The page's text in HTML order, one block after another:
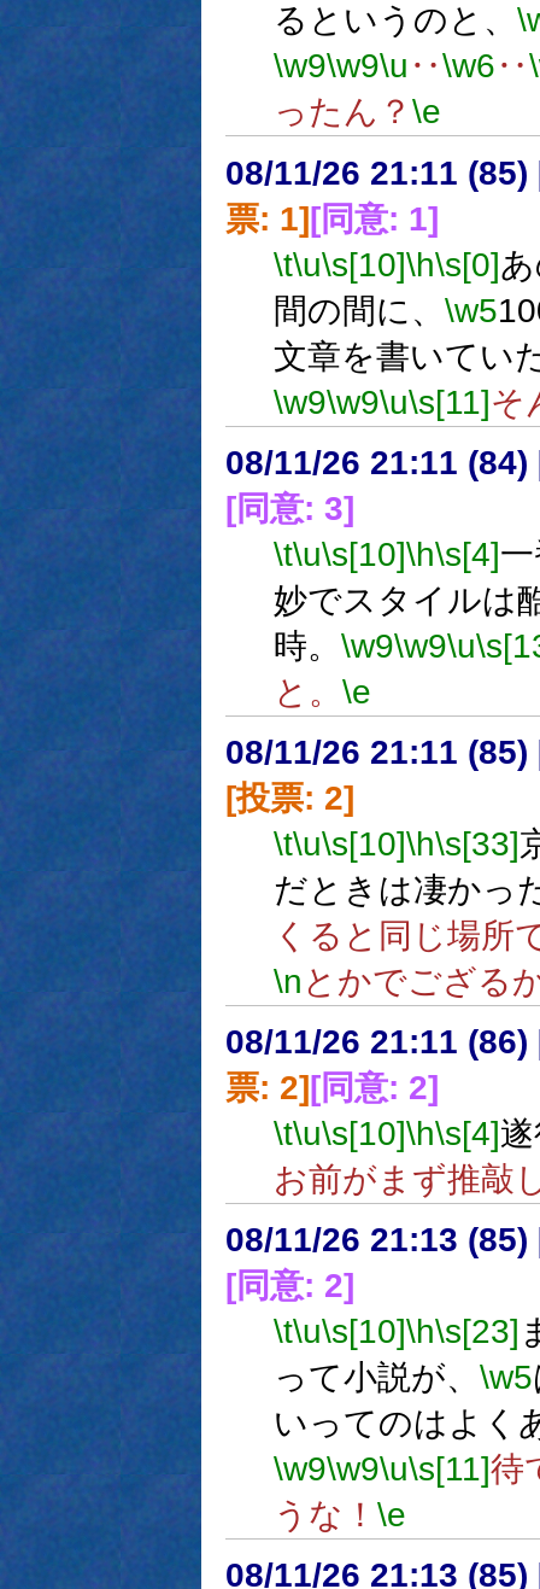
るというのと、
\w9\w9\u ‥\w6‥
ったん？ \e
08/11/26 21:11 (85)
票: 1][同意: 1]
\t\u\s[10]\h\s[0]
間の間に、 \w5
文章を書いてい
\w9\w9\u\s[11]そ
08/11/26 21:11 (84)
[同意: 3]
\t\u\s[10]\h\s[4]
妙でスタイルは
時。 \w9\w9\u
と。 \e
08/11/26 21:11 (85)
[投票: 2]
\t\u\s[10]\h\s[33]
だときは凄かっ
くると同じ場所
\n とかでござる
08/11/26 21:11 (86)
票: 2][同意: 2]
\t\u\s[10]\h\s[4]
お前がまず推敲
08/11/26 21:13 (85)
[同意: 2]
\t\u\s[10]\h\s[23]
って小説が、 \w5
いってのはよく
\w9\w9\u\s[11]待
うな！ \e
08/11/26 21:13 (85)